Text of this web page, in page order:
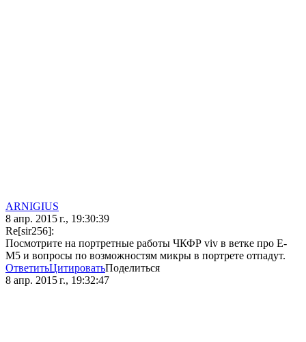
ARNIGIUS
8 апр. 2015 г., 19:30:39
Re[sir256]:
Посмотрите на портретные работы ЧКФР viv в ветке про E-
M5 и вопросы по возможностям микры в портрете отпадут.
ОтветитьЦитироватьПоделиться
8 апр. 2015 г., 19:32:47